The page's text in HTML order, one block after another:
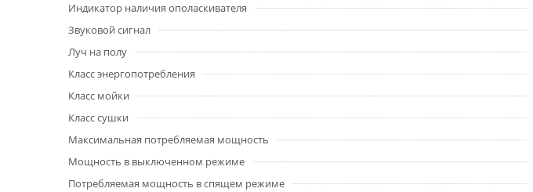
Индикатор наличия ополаскивателя
Звуковой сигнал
Луч на полу
Класс энергопотребления
Класс мойки
Класс сушки
Максимальная потребляемая мощность
Мощность в выключенном режиме
Потребляемая мощность в спящем режиме